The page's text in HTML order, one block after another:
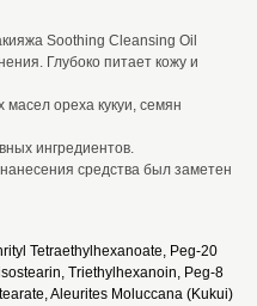
Soothing Cleansing Oil
Глубоко питает кожу и
ореха кукуи, семян
ингредиентов.
средства был заметен
Tetraethylhexanoate, Peg-20
Triethylhexanoin, Peg-8
Aleurites Moluccana (Kukui)